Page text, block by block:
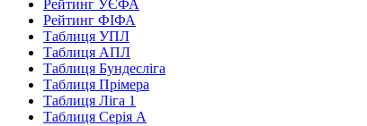
Рейтинг УЄФА
Рейтинг ФІФА
Таблиця УПЛ
Таблиця АПЛ
Таблиця Бундесліга
Таблиця Прімера
Таблиця Ліга 1
Таблиця Серія А